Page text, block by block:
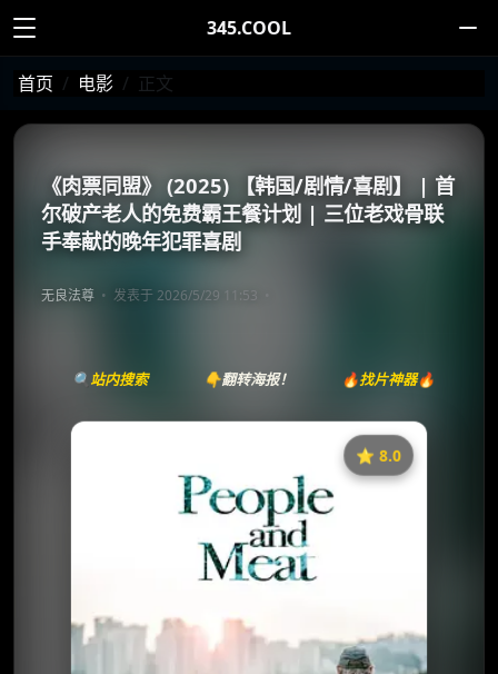
345.COOL
首页 电影 正文
《肉票同盟》 (2025) 【韩国/剧情/喜剧】 | 首
尔破产老人的免费霸王餐计划 | 三位老戏骨联
手奉献的晚年犯罪喜剧
无良法尊 发表于 2026/5/29 11:53
🔍站内搜索 👇翻转海报！ 🔥找片神器🔥
⭐️ 8.0
《사람과 고기》
⭐
收藏
⭐️ 评分：8.0 | 🎬 2025年
夸克网盘
百度网盘